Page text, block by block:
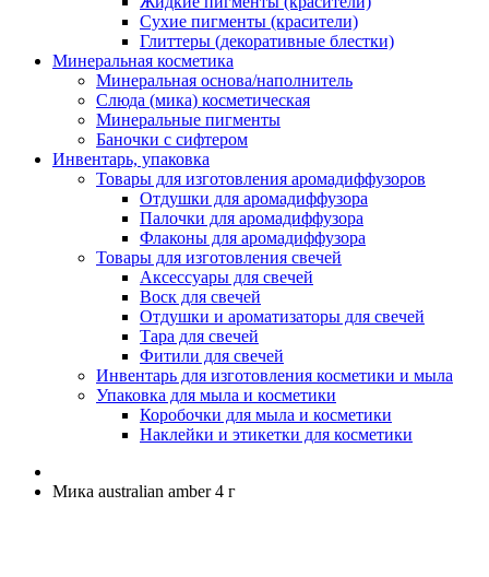
Сухие пигменты (красители)
Глиттеры (декоративные блестки)
Минеральная косметика
Минеральная основа/наполнитель
Слюда (мика) косметическая
Минеральные пигменты
Баночки с сифтером
Инвентарь, упаковка
Товары для изготовления аромадиффузоров
Отдушки для аромадиффузора
Палочки для аромадиффузора
Флаконы для аромадиффузора
Товары для изготовления свечей
Аксессуары для свечей
Воск для свечей
Отдушки и ароматизаторы для свечей
Тара для свечей
Фитили для свечей
Инвентарь для изготовления косметики и мыла
Упаковка для мыла и косметики
Коробочки для мыла и косметики
Наклейки и этикетки для косметики
Мика australian amber 4 г